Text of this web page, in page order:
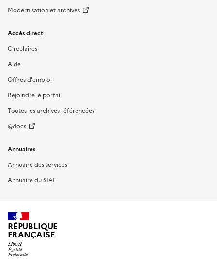
Modernisation et archives
Accès direct
Circulaires
Aide
Offres d'emploi
Rejoindre le portail
Toutes les archives référencées
@docs
Annuaires
Annuaire des services
Annuaire du SIAF
RÉPUBLIQUE
FRANÇAISE